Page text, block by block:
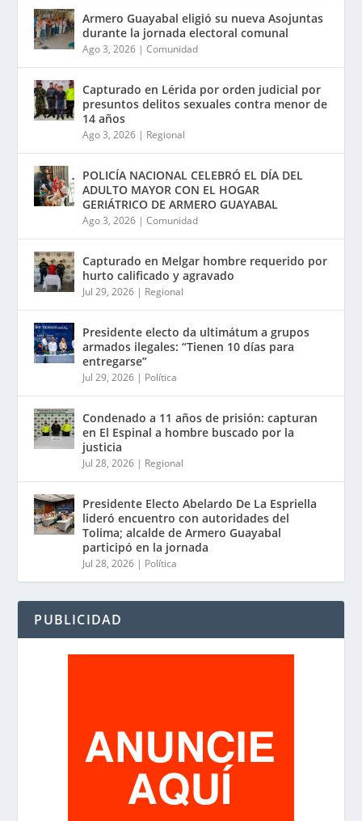
Armero Guayabal eligió su nueva Asojuntas
durante la jornada electoral comunal
Ago 3, 2026 |Comunidad
Capturado en Lérida por orden judicial por
presuntos delitos sexuales contra menor de
14 años
Ago 3, 2026 | Regional
POLICÍA NACIONAL CELEBRÓ EL DÍA DEL
ADULTO MAYOR CON EL HOGAR
GERIÁTRICO DE ARMERO GUAYABAL
Ago 3, 2026 |Comunidad
Capturado en Melgar hombre requerido por
hurto calificado y agravado
Jul 29, 2026 | Regional
Presidente electo da ultimátum a grupos
armados ilegales: “Tienen 10 días para
entregarse”
Jul 29, 2026 | Política
Condenado a 11 años de prisión: capturan
en El Espinal a hombre buscado por la
justicia
Jul 28, 2026 | Regional
Presidente Electo Abelardo De La Espriella
lideró encuentro con autoridades del
Tolima; alcalde de Armero Guayabal
participó en la jornada
Jul 28, 2026 | Política
PUBLICIDAD